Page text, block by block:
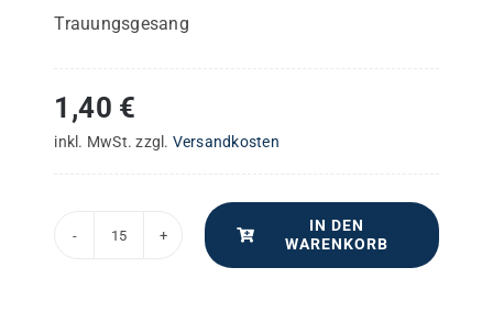
Trauungsgesang
1,40 €
inkl. MwSt. zzgl. Versandkosten
IN DEN
WARENKORB